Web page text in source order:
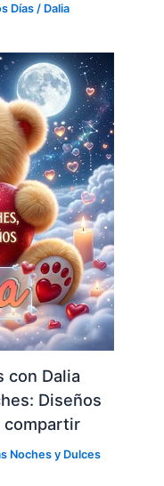
Días / Dalia
con Dalia
Diseños
compartir
Noches y Dulces